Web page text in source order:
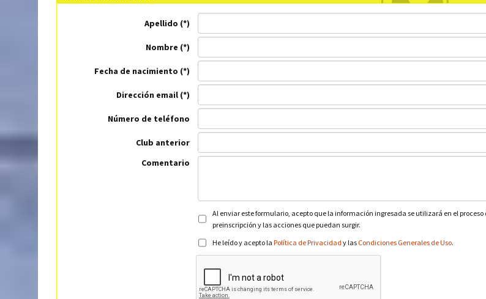
Apellido
Nombre
Fecha de nacimiento
Dirección email
Número de teléfono
Club anterior
Comentario
Al enviar este formulario, acepto que la información ingresada se utilizará en el proceso
preinscripción y las acciones que puedan surgir.
He leído y acepto la Política de Privacidad y las Condiciones Generales de Uso.